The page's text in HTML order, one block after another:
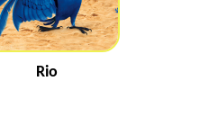
Rio